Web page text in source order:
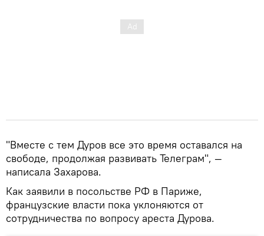
"Вместе с тем Дуров все это время оставался на
свободе, продолжая развивать Телеграм", —
написала Захарова.
Как заявили в посольстве РФ в Париже,
французские власти пока уклоняются от
сотрудничества по вопросу ареста Дурова.